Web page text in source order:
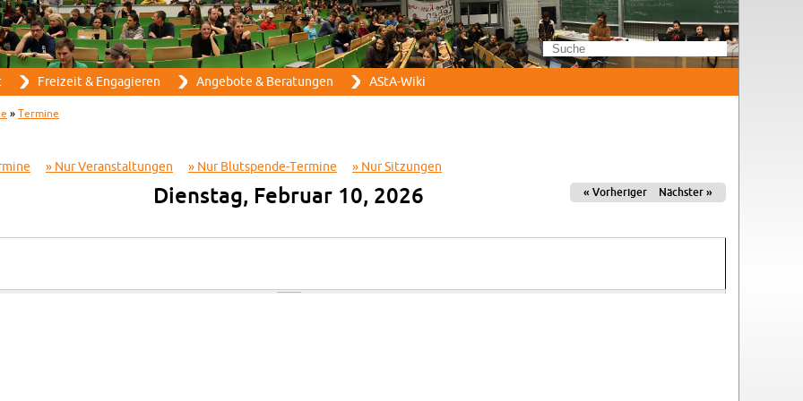
Direkt zum Inhalt
Frei­zeit & En­ga­gie­ren An­ge­bo­te & Be­ra­tun­gen AStA-Wi­ki
» Ter­mi­ne
Nur Ver­an­stal­tun­gen Nur Blut­spen­de-Ter­mi­ne Nur Sit­zun­gen
Diens­tag, Fe­bru­ar 10, 2026 « Vor­he­ri­ger Nächs­ter »